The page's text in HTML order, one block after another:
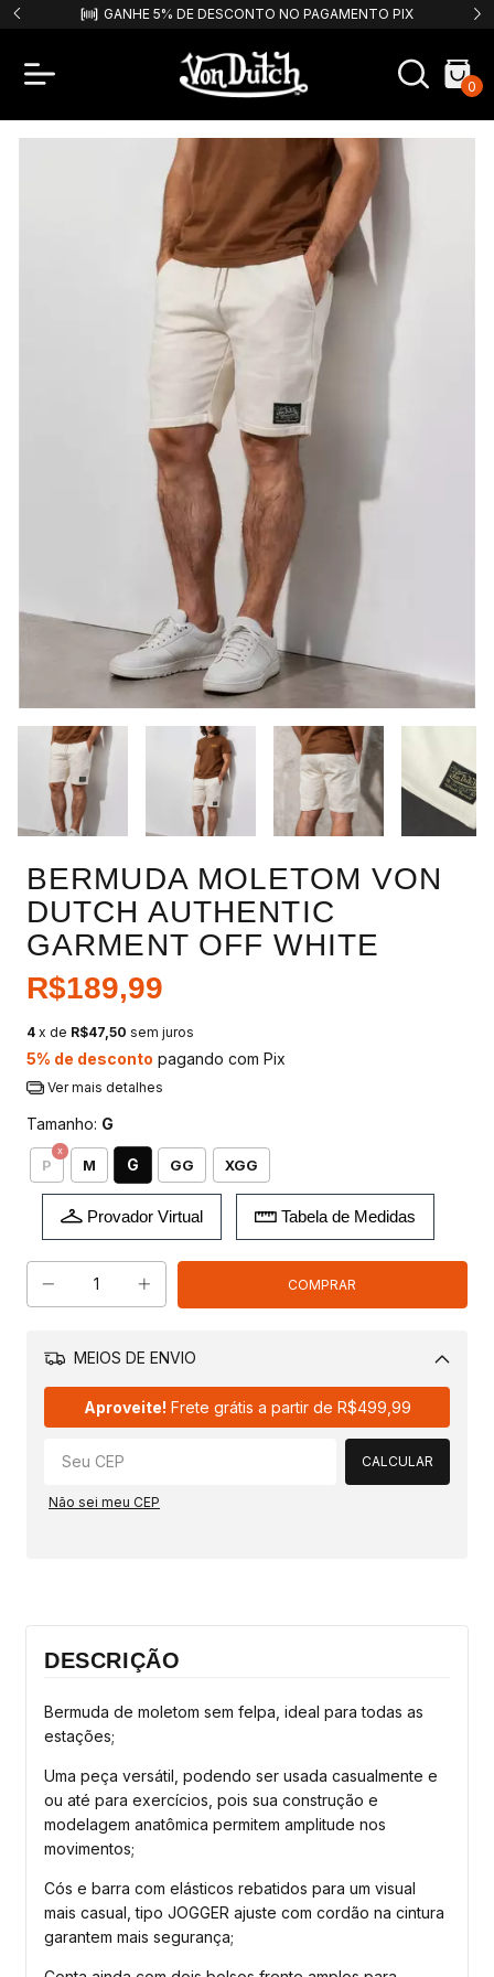
NO PAGAMENTO PIX FRETE GRÁTIS PARA COMPRAS
0
BERMUDA MOLETOM VON
DUTCH AUTHENTIC
GARMENT OFF WHITE
R$189,99
4 x de R$47,50 sem juros
5% de desconto pagando com Pix
Ver mais detalhes
Tamanho: G
P M G GG XGG
Provador Virtual Tabela de Medidas
MEIOS DE ENVIO
Aproveite! Frete grátis a partir de R$499,99
CALCULAR
Não sei meu CEP
DESCRIÇÃO
Bermuda de moletom sem felpa, ideal para todas as
estações;
Uma peça versátil, podendo ser usada casualmente e
ou até para exercícios, pois sua construção e
modelagem anatômica permitem amplitude nos
movimentos;
Cós e barra com elásticos rebatidos para um visual
mais casual, tipo JOGGER ajuste com cordão na cintura
garantem mais segurança;